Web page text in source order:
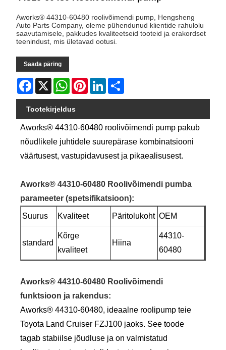
Aworks® 44310-60480 roolivõimendi pump, Hengsheng
Auto Parts Company, oleme pühendunud klientide rahulolu
saavutamisele, pakkudes kvaliteetseid tooteid ja erakordset
teenindust, mis ületavad ootusi.
Saada päring
Facebook
X WhatsAppPinterestLinkedIn
Tootekirjeldus
Aworks® 44310-60480 roolivõimendi pump pakub
nõudlikele juhtidele suurepärase kombinatsiooni
väärtusest, vastupidavusest ja pikaealisusest.
Aworks® 44310-60480 Roolivõimendi pumba
parameeter (spetsifikatsioon):
Suurus Kvaliteet Päritolukoht OEM
standard
Kõrge
kvaliteet
Hiina
44310-
60480
Aworks® 44310-60480 Roolivõimendi
funktsioon ja rakendus:
Aworks® 44310-60480, ideaalne roolipump teie
Toyota Land Cruiser FZJ100 jaoks. See toode
tagab stabiilse jõudluse ja on valmistatud